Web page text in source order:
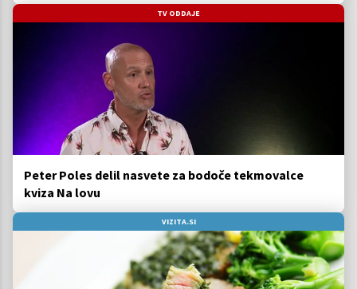
TV ODDAJE
Peter Poles delil nasvete za bodoče tekmovalce
kviza Na lovu
VIZITA.SI